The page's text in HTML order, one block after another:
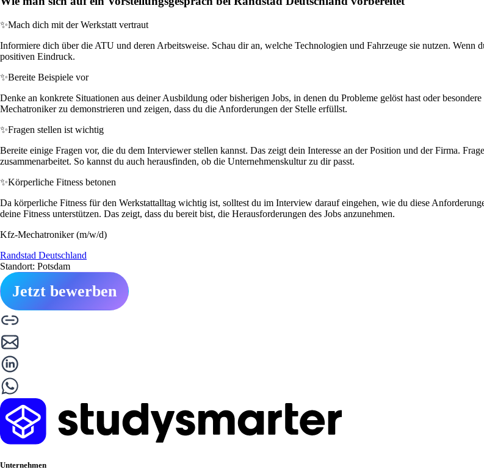
✨Mach dich mit der Werkstatt vertraut
Informiere dich über die ATU und deren Arbeitsweise. Schau dir an, welche Technologien und Fahrzeuge sie nutzen. Wenn
positiven Eindruck.
✨Bereite Beispiele vor
Denke an konkrete Situationen aus deiner Ausbildung oder bisherigen Jobs, in denen du Probleme gelöst hast oder
Mechatroniker zu demonstrieren und zeigen, dass du die Anforderungen der Stelle erfüllst.
✨Fragen stellen ist wichtig
Bereite einige Fragen vor, die du dem Interviewer stellen kannst. Das zeigt dein Interesse an der Position und der Firma.
zusammenarbeitet. So kannst du auch herausfinden, ob die Unternehmenskultur zu dir passt.
✨Körperliche Fitness betonen
Da körperliche Fitness für den Werkstattalltag wichtig ist, solltest du im Interview darauf eingehen, wie du diese
deine Fitness unterstützen. Das zeigt, dass du bereit bist, die Herausforderungen des Jobs anzunehmen.
Kfz-Mechatroniker (m/w/d)
Randstad Deutschland
Standort: Potsdam
Jetzt bewerben
Unternehmen